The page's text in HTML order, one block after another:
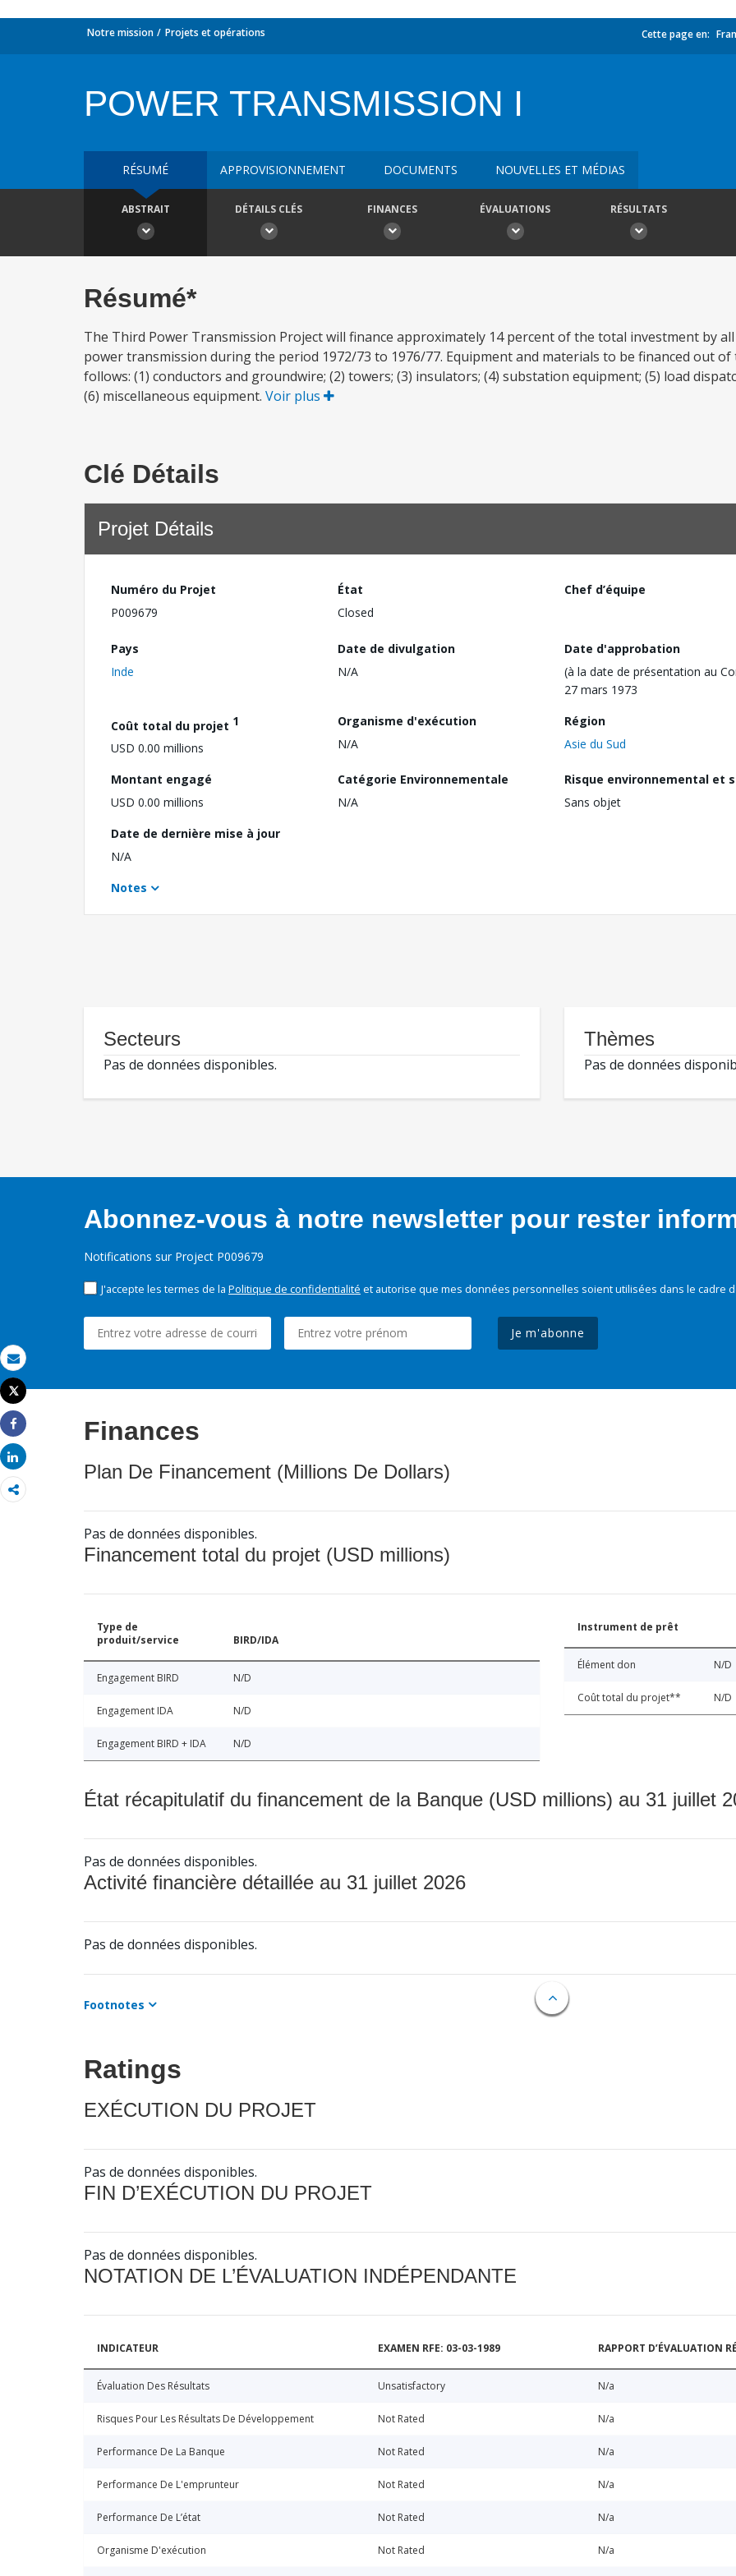
Email
Imprimer
Tweet
Share
Share
Notre mission Projets et opérations Cette page en:
POWER TRANSMISSION I
RÉSUMÉ APPROVISIONNEMENT DOCUMENTS NOUVELLES ET MÉDIAS
ABSTRAIT DÉTAILS CLÉS FINANCES ÉVALUATIONS RÉSULTATS
Résumé*
The Third Power Transmission Project will finance approximately 14 percent of the total investment by
power transmission during the period 1972/73 to 1976/77. Equipment and materials to be financed out of
follows: (1) conductors and groundwire; (2) towers; (3) insulators; (4) substation equipment; (5) load
(6) miscellaneous equipment. Voir plus
Clé Détails
Projet Détails
Numéro du Projet
P009679
État
Closed
Chef d’équipe
Pays
Inde
Date de divulgation
N/A
Date d'approbation
(à la date de présentation au
27 mars 1973
Coût total du projet 1
USD 0.00 millions
Organisme d'exécution
N/A
Région
Asie du Sud
Montant engagé
USD 0.00 millions
Catégorie Environnementale
N/A
Risque environnemental et
Sans objet
Date de dernière mise à jour
N/A
Notes
Secteurs
Pas de données disponibles.
Thèmes
Pas de données
Abonnez-vous à notre newsletter pour rester
Notifications sur Project P009679
J'accepte les termes de la Politique de confidentialité et autorise que mes données personnelles soient utilisées dans le cadre
Je m'abonne
Finances
Plan De Financement (Millions De Dollars)
Pas de données disponibles.
Financement total du projet (USD millions)
Type de
produit/service
BIRD/IDA
Engagement BIRD N/D
Engagement IDA N/D
Engagement BIRD + IDA N/D
Instrument de prêt
Élément don N/D
Coût total du projet** N/D
État récapitulatif du financement de la Banque (USD millions) au 31 juillet
Pas de données disponibles.
Activité financière détaillée au 31 juillet 2026
Pas de données disponibles.
Footnotes
Ratings
EXÉCUTION DU PROJET
Pas de données disponibles.
FIN D’EXÉCUTION DU PROJET
Pas de données disponibles.
NOTATION DE L’ÉVALUATION INDÉPENDANTE
INDICATEUR EXAMEN RFE: 03-03-1989 RAPPORT D’ÉVALUATION
Évaluation Des Résultats Unsatisfactory N/a
Risques Pour Les Résultats De Développement Not Rated N/a
Performance De La Banque Not Rated N/a
Performance De L'emprunteur Not Rated N/a
Performance De L’état Not Rated N/a
Organisme D'exécution Not Rated N/a